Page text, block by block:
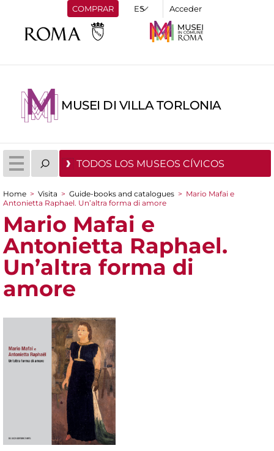
COMPRAR Acceder
MUSEI DI VILLA TORLONIA
TODOS LOS MUSEOS CÍVICOS
You are here
Home > Visita > Guide-books and catalogues > Mario Mafai e
Antonietta Raphael. Un’altra forma di amore
Mario Mafai e
Antonietta Raphael.
Un’altra forma di
amore